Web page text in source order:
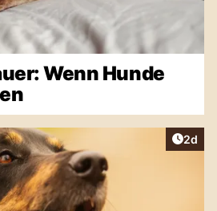
Wenn Hunde
2d